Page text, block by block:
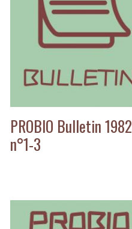
PROBIO Bulletin 1982
n°1-3